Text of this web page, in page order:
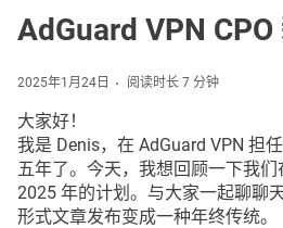
​​AdGuard VPN
2025年1月24日 阅读时长 7 分钟
大家好！
我是 Denis，在 AdGuard VPN 担
五年了。今天，我想回顾一下我
2025 年的计划。与大家一起聊聊
形式文章发布变成一种年终传统。